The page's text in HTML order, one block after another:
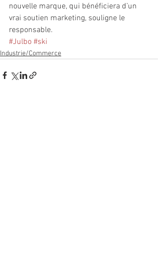
nouvelle marque, qui bénéficiera d’un
vrai soutien marketing, souligne le
responsable.
#Julbo #ski
Industrie/Commerce